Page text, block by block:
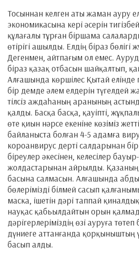
Тосыннан келген аты жаман ауру
экономикасына кері әсерін
құлағалы тұрған біршама
өтірігі ашылды. Елдің біраз бөлігі
Дегенмен, айтпағым ол емес.
біраз қазақ отбасын шайқалтып,
Алғашында көршілес Қытай елінде
бір демде әлем елдерін түгелдей
тілсіз аждаһаның аранының
қалды. Басқа басқа, қауіпті,
өте қиын нәрсе екеніне көзіміз
байланыста болған 4-5 адамға
короанвирус дерті салдарынан
біреулер әкесінен, келесілер
жолдастарынан айрылды. Қазаның
басына салмасын. Алғашында
бөлерімізді білмей сасып
маска, ішетін дәрі таппай
науқас қабьылдайтын орын
дәрігерлеріміздің өзі ауруға
дүниеге аттанғанда қорқыныштың
басып алды.